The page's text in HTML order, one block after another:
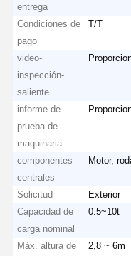
entrega
Condiciones de
pago
T/T
video-
inspección-
saliente
informe de
prueba de
maquinaria
componentes
centrales
Motor,
Solicitud
Exterior
Capacidad de
carga nominal
0.5~10t
Máx. altura de
2,8 ~ 6m